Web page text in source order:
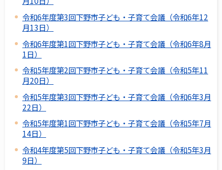
令和6年度第3回下野市子ども・子育て会議（令和6年12
月13日）
令和6年度第1回下野市子ども・子育て会議（令和6年8月
1日）
令和5年度第2回下野市子ども・子育て会議（令和5年11
月20日）
令和5年度第3回下野市子ども・子育て会議（令和6年3月
22日）
令和5年度第1回下野市子ども・子育て会議（令和5年7月
14日）
令和4年度第5回下野市子ども・子育て会議（令和5年3月
9日）